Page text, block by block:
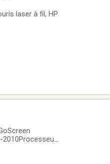
laser à fil, HP
2010Processeur